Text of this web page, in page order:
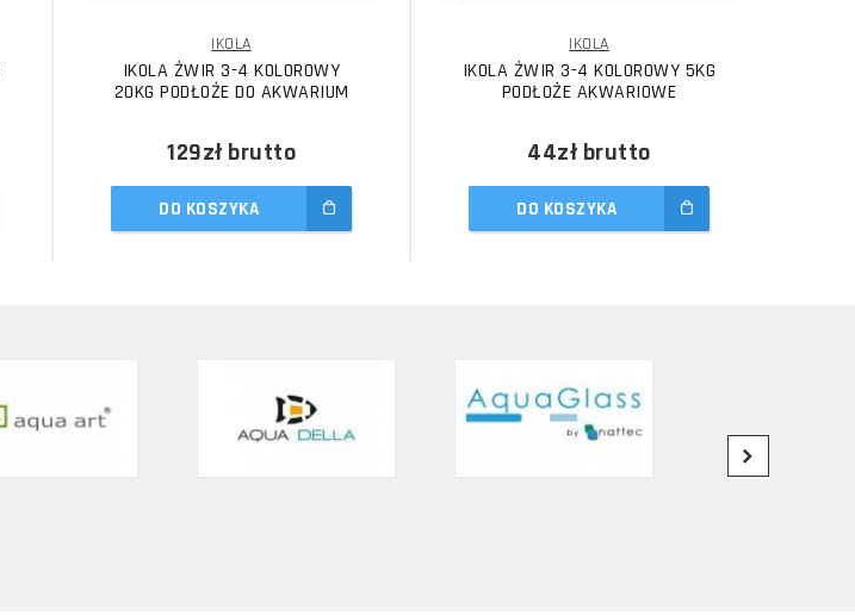
IKOLA
IKOLA ŻWIR 3-4 KOLOROWY
20KG PODŁOŻE DO AKWARIUM
129złbrutto
DO KOSZYKA
IKOLA
IKOLA ŻWIR 3-4 KOLOROWY 5KG
PODŁOŻE AKWARIOWE
44złbrutto
DO KOSZYKA